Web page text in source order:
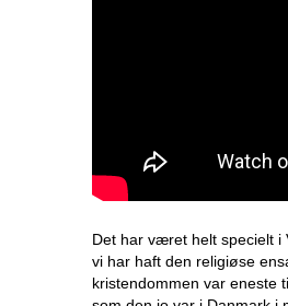
Det har været helt specielt i
vi har haft den religiøse
kristendommen var eneste